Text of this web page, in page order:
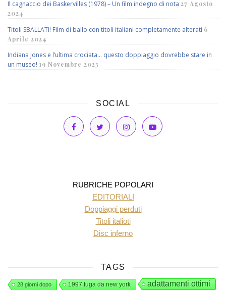
Il cagnaccio dei Baskervilles (1978) – Un film indegno di nota 27 Agosto
2024
Titoli SBALLATI! Film di ballo con titoli italiani completamente alterati 6
Aprile 2024
Indiana Jones e l’ultima crociata… questo doppiaggio dovrebbe stare in
un museo! 19 Novembre 2023
SOCIAL
RUBRICHE POPOLARI
EDITORIALI
Doppiaggi perduti
Titoli italioti
Disc inferno
TAGS
28 giorni dopo 1997 fuga da new york adattamenti ottimi